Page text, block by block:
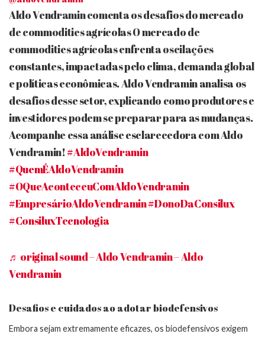
Aldo Vendramin comenta os desafios do mercado
de commodities agrícolas O mercado de
commodities agrícolas enfrenta oscilações
constantes, impactadas pelo clima, demanda global
e políticas econômicas. Aldo Vendramin analisa os
desafios desse setor, explicando como produtores e
investidores podem se preparar para as mudanças.
Acompanhe essa análise esclarecedora com Aldo
Vendramin!#AldoVendramin
#QuemÉAldoVendramin
#OQueAconteceuComAldoVendramin
#EmpresárioAldoVendramin#DonoDaConsilux
#ConsiluxTecnologia
♬ original sound – Aldo Vendramin – Aldo
Vendramin
Desafios e cuidados ao adotar biodefensivos
Embora sejam extremamente eficazes, os biodefensivos exigem